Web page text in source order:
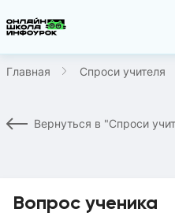
Главная Спроси учителя
Вернуться в "Спроси
Вопрос ученика